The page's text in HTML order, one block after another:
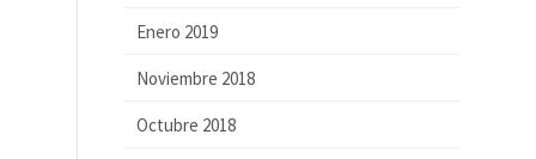
Enero 2019
Noviembre 2018
Octubre 2018